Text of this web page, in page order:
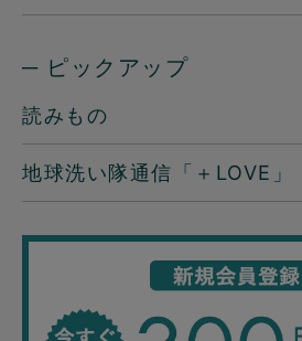
─ ピックアップ
読みもの
地球洗い隊通信「＋LOVE」